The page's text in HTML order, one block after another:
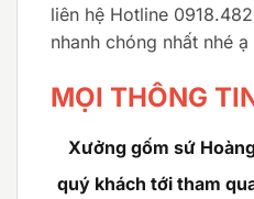
liên hệ Hotline
nhanh chóng nhất nhé ạ
MỌI THÔNG
Xưởng gốm sứ
quý khách tới tham